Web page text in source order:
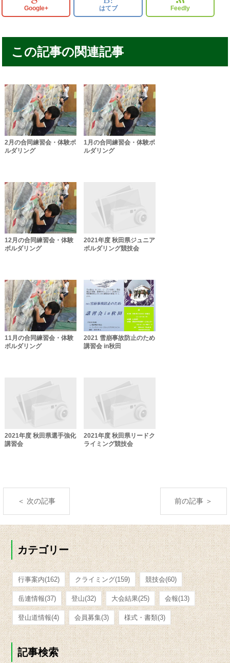
Google+ はてブ Feedly
この記事の関連記事
2月の合同練習会・体験ボ
ルダリング
1月の合同練習会・体験ボ
ルダリング
12月の合同練習会・体験
ボルダリング
2021年度 秋田県ジュニア
ボルダリング競技会
11月の合同練習会・体験
ボルダリング
2021 雪崩事故防止のため
講習会 in秋田
2021年度 秋田県選手強化
講習会
2021年度 秋田県リードク
ライミング競技会
＜ 次の記事 前の記事 ＞
カテゴリー
行事案内(162) クライミング(159) 競技会(60)
岳連情報(37) 登山(32) 大会結果(25) 会報(13)
登山道情報(4) 会員募集(3) 様式・書類(3)
記事検索